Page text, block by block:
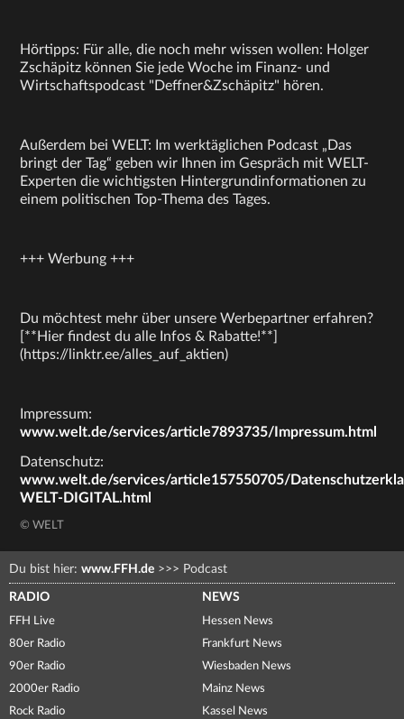
Hörtipps: Für alle, die noch mehr wissen wollen: Holger
Zschäpitz können Sie jede Woche im Finanz- und
Wirtschaftspodcast "Deffner&Zschäpitz" hören.
Außerdem bei WELT: Im werktäglichen Podcast „Das
bringt der Tag“ geben wir Ihnen im Gespräch mit WELT-
Experten die wichtigsten Hintergrundinformationen zu
einem politischen Top-Thema des Tages.
+++ Werbung +++
Du möchtest mehr über unsere Werbepartner erfahren?
[**Hier findest du alle Infos & Rabatte!**]
(https://linktr.ee/alles_auf_aktien)
Impressum:
www.welt.de/services/article7893735/Impressum.html
Datenschutz:
www.welt.de/services/article157550705/
WELT-DIGITAL.html
© WELT
Du bist hier: www.FFH.de >>> Podcast
RADIO
FFH Live
80er Radio
90er Radio
2000er Radio
Rock Radio
NEWS
Hessen News
Frankfurt News
Wiesbaden News
Mainz News
Kassel News